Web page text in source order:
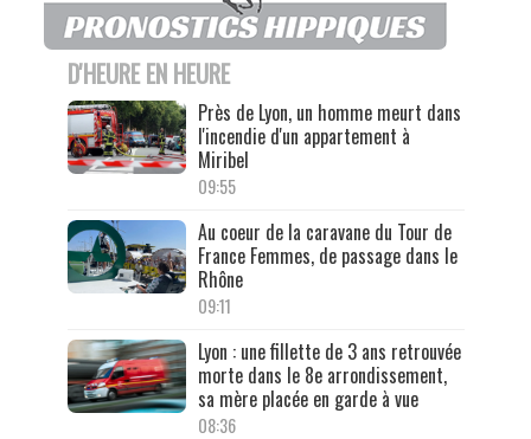
D'HEURE EN HEURE
Près de Lyon, un homme meurt dans
l'incendie d'un appartement à
Miribel
09:55
Au coeur de la caravane du Tour de
France Femmes, de passage dans le
Rhône
09:11
Lyon : une fillette de 3 ans retrouvée
morte dans le 8e arrondissement,
sa mère placée en garde à vue
08:36